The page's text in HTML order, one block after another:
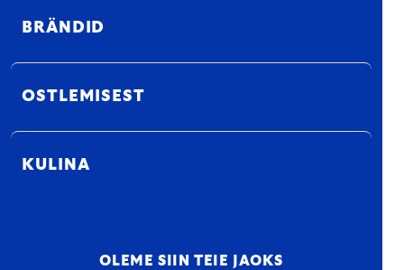
BRÄNDID
OSTLEMISEST
KULINA
OLEME SIIN TEIE JAOKS